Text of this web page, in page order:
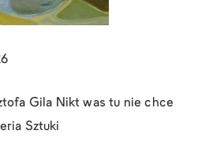
Gila Nikt was tu nie chce
Sztuki